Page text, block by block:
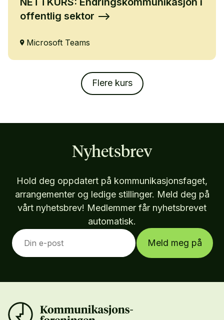
offentlig sektor
Microsoft Teams
Flere kurs
Nyhetsbrev
Hold deg oppdatert på kommunikasjonsfaget,
arrangementer og ledige stillinger. Meld deg på
vårt nyhetsbrev! Medlemmer får nyhetsbrevet
automatisk.
Meld meg på